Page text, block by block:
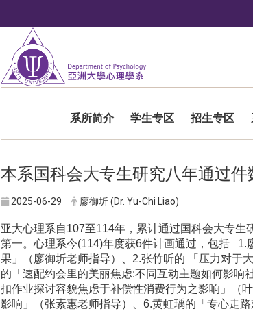
系所简介
学生专区 招生专区
本系国科会大专生研究八年通过
2025-06-29 廖御圻 (Dr. Yu-Chi Liao)
亚大心理系自107至114年，累计通过国科会大专生
第一。心理系今(114)年度获6件计画通过，包括 1.
果」（廖御圻老师指导）、 2.张竹昕的 「压力对于
的「速配约会里的美丽焦虑:不同互动主题如何影响
扣作业探讨容貌焦虑于补偿性消费行为之影响」（叶
影响」（张素惠老师指导）、 6.黄虹瑀的「专心走